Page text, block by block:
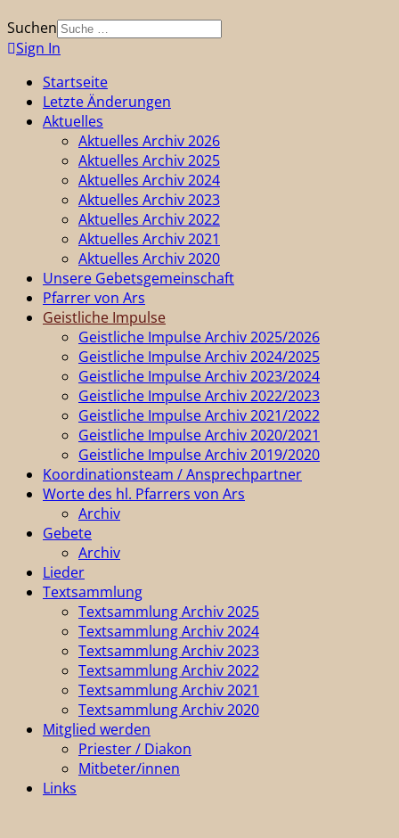
Suchen
Sign In
Startseite
Letzte Änderungen
Aktuelles
Aktuelles Archiv 2026
Aktuelles Archiv 2025
Aktuelles Archiv 2024
Aktuelles Archiv 2023
Aktuelles Archiv 2022
Aktuelles Archiv 2021
Aktuelles Archiv 2020
Unsere Gebetsgemeinschaft
Pfarrer von Ars
Geistliche Impulse
Geistliche Impulse Archiv 2025/2026
Geistliche Impulse Archiv 2024/2025
Geistliche Impulse Archiv 2023/2024
Geistliche Impulse Archiv 2022/2023
Geistliche Impulse Archiv 2021/2022
Geistliche Impulse Archiv 2020/2021
Geistliche Impulse Archiv 2019/2020
Koordinationsteam / Ansprechpartner
Worte des hl. Pfarrers von Ars
Archiv
Gebete
Archiv
Lieder
Textsammlung
Textsammlung Archiv 2025
Textsammlung Archiv 2024
Textsammlung Archiv 2023
Textsammlung Archiv 2022
Textsammlung Archiv 2021
Textsammlung Archiv 2020
Mitglied werden
Priester / Diakon
Mitbeter/innen
Links